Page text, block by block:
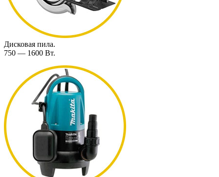
Дисковая пила.
750 — 1600 Вт.